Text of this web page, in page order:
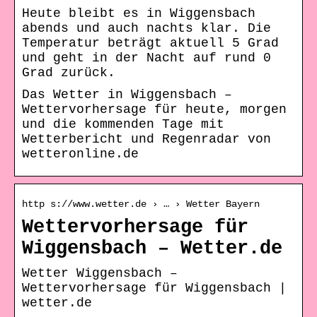
Heute bleibt es in Wiggensbach
abends und auch nachts klar. Die
Temperatur beträgt aktuell 5 Grad
und geht in der Nacht auf rund 0
Grad zurück.
Das Wetter in Wiggensbach –
Wettervorhersage für heute, morgen
und die kommenden Tage mit
Wetterbericht und Regenradar von
wetteronline.de
http s://www.wetter.de › … › Wetter Bayern
Wettervorhersage für
Wiggensbach – Wetter.de
Wetter Wiggensbach –
Wettervorhersage für Wiggensbach |
wetter.de